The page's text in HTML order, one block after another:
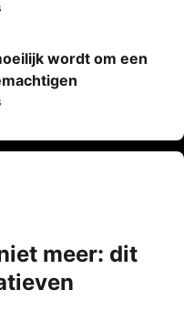
wordt om een
meer: dit